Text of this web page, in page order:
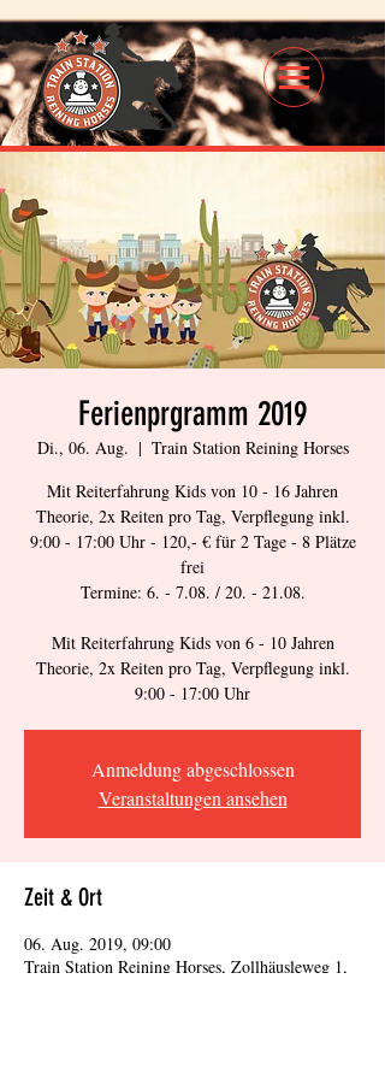
Ferienprgramm 2019
Di., 06. Aug.
  |
Train Station Reining Horses
Mit Reiterfahrung Kids von 10 - 16 Jahren
Theorie, 2x Reiten pro Tag, Verpflegung inkl.
9:00 - 17:00 Uhr - 120,- € für 2 Tage - 8 Plätze
frei
Termine: 6. - 7.08. / 20. - 21.08.
Mit Reiterfahrung Kids von 6 - 10 Jahren
Theorie, 2x Reiten pro Tag, Verpflegung inkl.
9:00 - 17:00 Uhr
Anmeldung abgeschlossen
Veranstaltungen ansehen
Zeit & Ort
06. Aug. 2019, 09:00
Train Station Reining Horses, Zollhäusleweg 1,